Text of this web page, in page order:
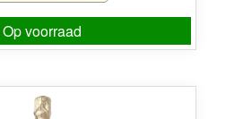
Op voorraad